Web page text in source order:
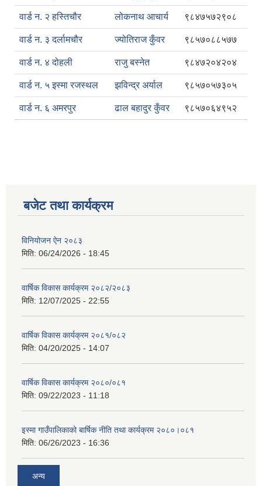
वार्ड न. २ हस्तिचौर लोकनाथ आचार्य ९८४७५७२९०८
वार्ड न. ३ दर्लामचौर ज्योतिराज कुँवर ९८५७०८८५७७
वार्ड न. ४ दोहली राजु बस्नेत ९८४७२०४२०४
वार्ड न. ५ इस्मा रजस्थल झविन्द्र अर्याल ९८५७०५७३०५
वार्ड न. ६ अमरपुर ढाल बहादुर कुँवर ९८५७०६४९५२
बजेट तथा कार्यक्रम
विनियोजन ऐन २०८३
मिति: 06/24/2026 - 18:45
वार्षिक विकास कार्यक्रम २०८२/२०८३
मिति: 12/07/2025 - 22:55
वार्षिक विकास कार्यक्रम २०८१/०८२
मिति: 04/20/2025 - 14:07
वार्षिक विकास कार्यक्रम २०८०/०८१
मिति: 09/22/2023 - 11:18
इस्मा गाउँपालिकाको बार्षिक नीति तथा कार्यक्रम २०८०।०८१
मिति: 06/26/2023 - 16:36
अन्य